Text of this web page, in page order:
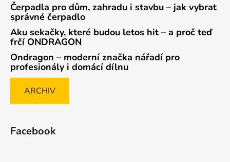
Čerpadla pro dům, zahradu i stavbu – jak vybrat
správné čerpadlo
Aku sekačky, které budou letos hit – a proč teď
frčí ONDRAGON
Ondragon – moderní značka nářadí pro
profesionály i domácí dílnu
ARCHIV
Facebook